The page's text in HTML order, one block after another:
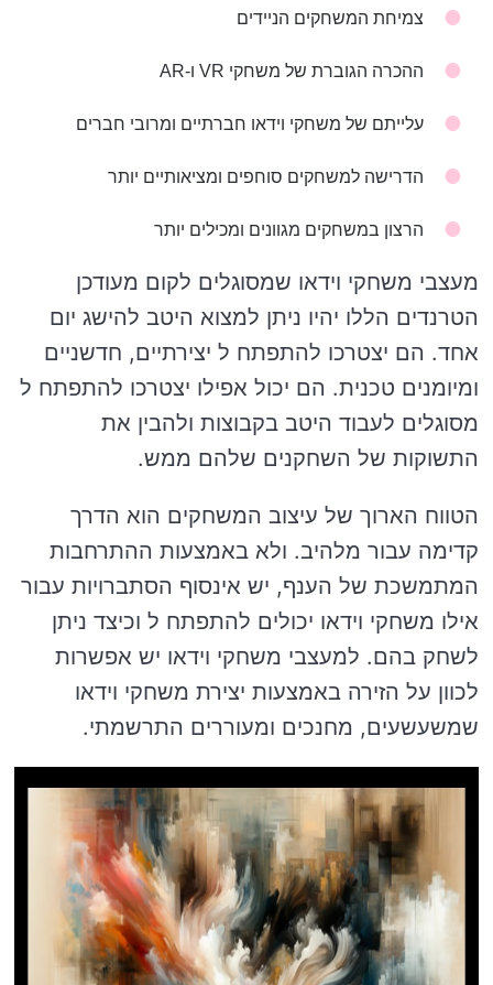
צמיחת המשחקים הניידים
ההכרה הגוברת של משחקי VR ו-AR
עלייתם של משחקי וידאו חברתיים ומרובי חברים
הדרישה למשחקים סוחפים ומציאותיים יותר
הרצון במשחקים מגוונים ומכילים יותר
מעצבי משחקי וידאו שמסוגלים לקום מעודכן
הטרנדים הללו יהיו ניתן למצוא היטב להישג יום
אחד. הם יצטרכו להתפתח ל יצירתיים, חדשניים
ומיומנים טכנית. הם יכול אפילו יצטרכו להתפתח ל
מסוגלים לעבוד היטב בקבוצות ולהבין את
התשוקות של השחקנים שלהם ממש.
הטווח הארוך של עיצוב המשחקים הוא הדרך
קדימה עבור מלהיב. ולא באמצעות ההתרחבות
המתמשכת של הענף, יש אינסוף הסתברויות עבור
אילו משחקי וידאו יכולים להתפתח ל וכיצד ניתן
לשחק בהם. למעצבי משחקי וידאו יש אפשרות
לכוון על הזירה באמצעות יצירת משחקי וידאו
שמשעשעים, מחנכים ומעוררים התרשמתי.